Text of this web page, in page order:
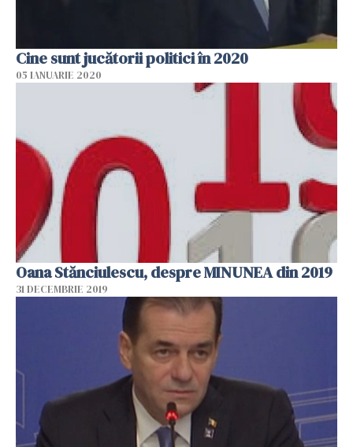
Cine sunt jucătorii politici în 2020
05 IANUARIE 2020
Oana Stănciulescu, despre MINUNEA din 2019
31 DECEMBRIE 2019